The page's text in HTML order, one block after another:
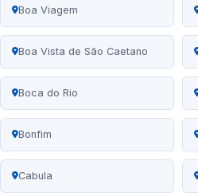
Boa Viagem
Boa Vista de São Caetano
Boca do Rio
Bonfim
Cabula